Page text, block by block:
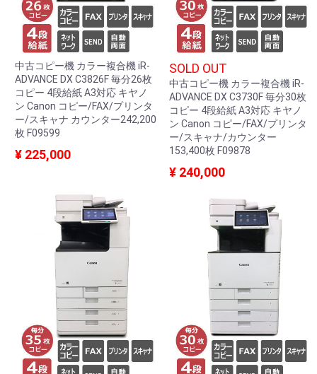
中古コピー機 カラー複合機 iR-
ADVANCE DX C3826F 毎分26枚
コピー 4段給紙 A3対応 キヤノ
ン Canon コピー/FAX/プリンタ
ー/スキャナ カウンター242,200
枚 F09599
¥ 225,000
SOLD OUT
中古コピー機 カラー複合機 iR-
ADVANCE DX C3730F 毎分30枚
コピー 4段給紙 A3対応 キヤノ
ン Canon コピー/FAX/プリンタ
ー/スキャナ/カウンター
153,400枚 F09878
¥ 240,000